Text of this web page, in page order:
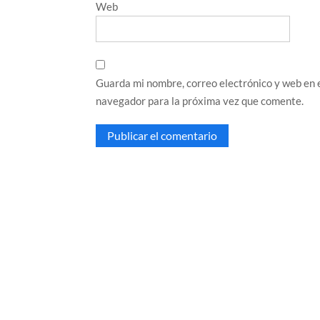
Web
Guarda mi nombre, correo electrónico y web en
navegador para la próxima vez que comente.